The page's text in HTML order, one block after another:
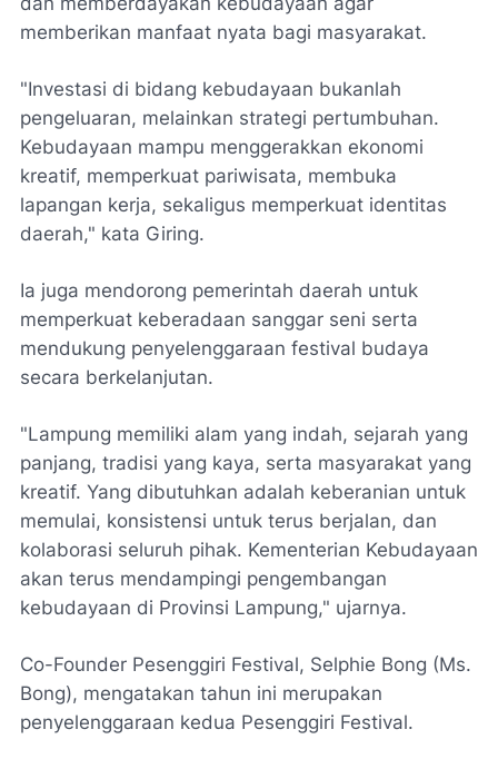
memberikan manfaat nyata bagi masyarakat.
"Investasi di bidang kebudayaan bukanlah
pengeluaran, melainkan strategi pertumbuhan.
Kebudayaan mampu menggerakkan ekonomi
kreatif, memperkuat pariwisata, membuka
lapangan kerja, sekaligus memperkuat identitas
daerah," kata Giring.
Ia juga mendorong pemerintah daerah untuk
memperkuat keberadaan sanggar seni serta
mendukung penyelenggaraan festival budaya
secara berkelanjutan.
"Lampung memiliki alam yang indah, sejarah yang
panjang, tradisi yang kaya, serta masyarakat yang
kreatif. Yang dibutuhkan adalah keberanian untuk
memulai, konsistensi untuk terus berjalan, dan
kolaborasi seluruh pihak. Kementerian Kebudayaan
akan terus mendampingi pengembangan
kebudayaan di Provinsi Lampung," ujarnya.
Co-Founder Pesenggiri Festival, Selphie Bong (Ms.
Bong), mengatakan tahun ini merupakan
penyelenggaraan kedua Pesenggiri Festival.